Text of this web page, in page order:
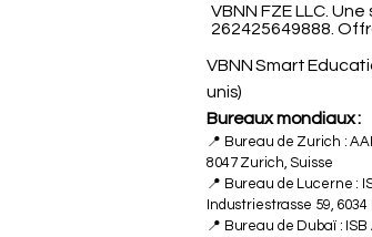
VBNN FZE LLC.
262425649888.
VBNN Smart
unis)
Bureaux mondiaux :
📍 Bureau de Zurich :
8047 Zurich, Suisse
📍 Bureau de Lucerne :
Industriestrasse 59,
📍 Bureau de Dubaï :